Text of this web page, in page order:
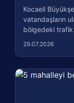
Kocaeli
vatandaşların
bölgedeki
29.07.2026